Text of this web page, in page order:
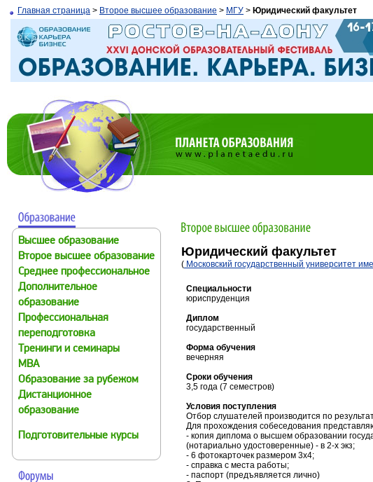
Главная страница > Второе высшее образование > МГУ > Юридический факультет
Высшее образование
Второе высшее образование
Среднее профессиональное
Дополнительное
образование
Профессиональная
переподготовка
Тренинги и семинары
MBA
Образование за рубежом
Дистанционное
образование
Подготовительные курсы
Юридический факультет
( Московский государственный университет
Специальности
юриспруденция
Диплом
государственный
Форма обучения
вечерняя
Сроки обучения
3,5 года (7 семестров)
Условия поступления
Отбор слушателей производится по
Для прохождения собеседования
- копия диплома о высшем образовании
(нотариально удостоверенные) - в 2-х экз;
- 6 фотокарточек размером 3х4;
- справка с места работы;
- паспорт (предъявляется лично)